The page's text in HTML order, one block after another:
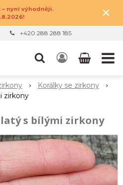
– nyní výhodněji.
×
+420 288 288 185
Korálky se zirkony
zirkony
s bílými zirkony